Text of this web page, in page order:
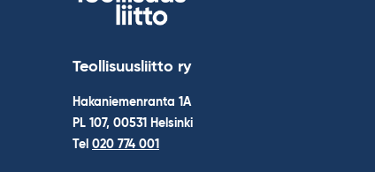
Teollisuusliitto ry
Hakaniemenranta 1A
PL 107, 00531 Helsinki
Tel 020 774 001